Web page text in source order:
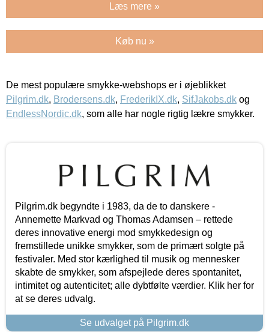
Læs mere »
Køb nu »
De mest populære smykke-webshops er i øjeblikket
Pilgrim.dk, Brodersens.dk, FrederikIX.dk, SifJakobs.dk og
EndlessNordic.dk, som alle har nogle rigtig lækre smykker.
Pilgrim.dk begyndte i 1983, da de to danskere -
Annemette Markvad og Thomas Adamsen – rettede
deres innovative energi mod smykkedesign og
fremstillede unikke smykker, som de primært solgte på
festivaler. Med stor kærlighed til musik og mennesker
skabte de smykker, som afspejlede deres spontanitet,
intimitet og autenticitet; alle dybtfølte værdier. Klik her for
at se deres udvalg.
Se udvalget på Pilgrim.dk